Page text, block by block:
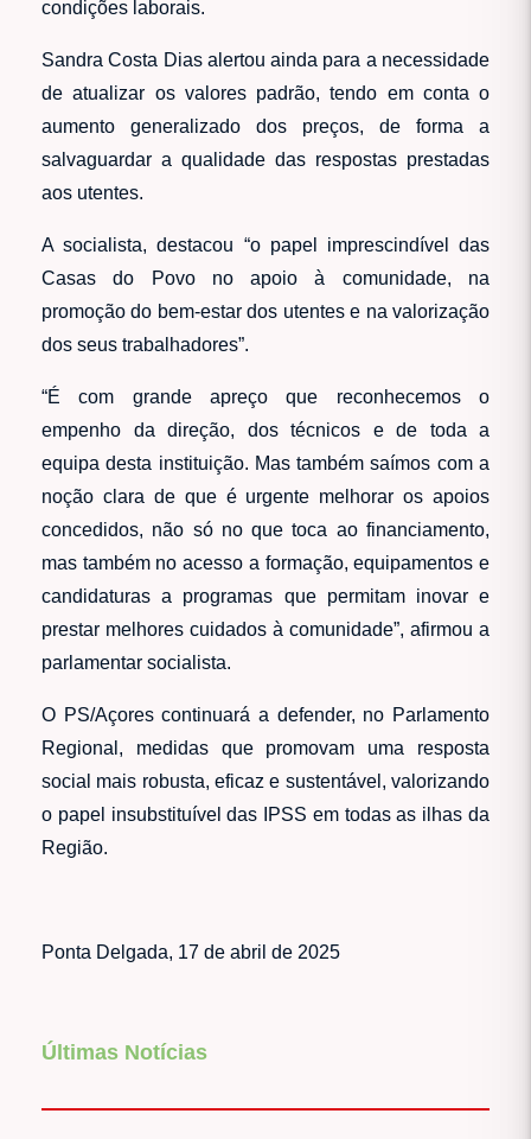
condições laborais.
Sandra Costa Dias alertou ainda para a necessidade
de atualizar os valores padrão, tendo em conta o
aumento generalizado dos preços, de forma a
salvaguardar a qualidade das respostas prestadas
aos utentes.
A socialista, destacou “o papel imprescindível das
Casas do Povo no apoio à comunidade, na
promoção do bem-estar dos utentes e na valorização
dos seus trabalhadores”.
“É com grande apreço que reconhecemos o
empenho da direção, dos técnicos e de toda a
equipa desta instituição. Mas também saímos com a
noção clara de que é urgente melhorar os apoios
concedidos, não só no que toca ao financiamento,
mas também no acesso a formação, equipamentos e
candidaturas a programas que permitam inovar e
prestar melhores cuidados à comunidade”, afirmou a
parlamentar socialista.
O PS/Açores continuará a defender, no Parlamento
Regional, medidas que promovam uma resposta
social mais robusta, eficaz e sustentável, valorizando
o papel insubstituível das IPSS em todas as ilhas da
Região.
Ponta Delgada, 17 de abril de 2025
Últimas Notícias